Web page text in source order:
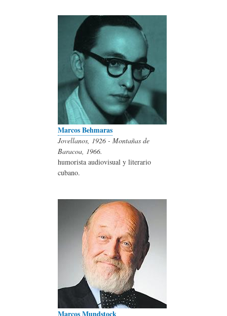
Marcos Behmaras
Jovellanos, 1926 - Montañas de
Baracoa, 1966.
humorista audiovisual y literario
cubano.
Marcos Mundstock